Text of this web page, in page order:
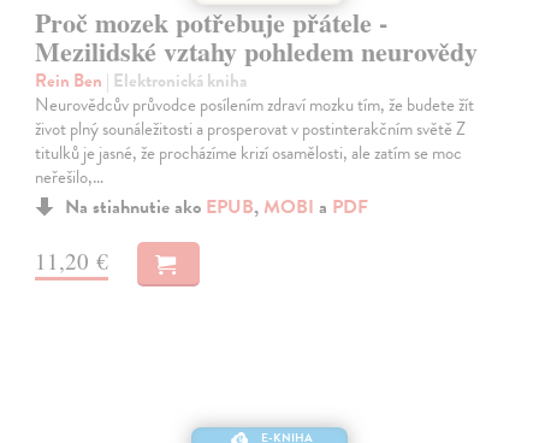
Proč mozek potřebuje přátele -
Mezilidské vztahy pohledem neurovědy
Rein Ben | Elektronická kniha
Neurovědcův průvodce posílením zdraví mozku tím, že budete žít
život plný sounáležitosti a prosperovat v postinterakčním světě Z
titulků je jasné, že procházíme krizí osamělosti, ale zatím se moc
neřešilo,…
Na stiahnutie ako EPUB, MOBI a PDF
11,20 €
E-KNIHA